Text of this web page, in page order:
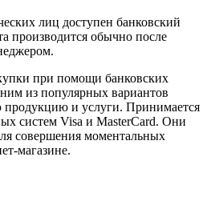
лиц доступен банковский
производится обычно после
при помощи банковских
из популярных вариантов
продукцию и услуги. Принимается
систем Visa и MasterCard. Они
совершения моментальных
магазине.